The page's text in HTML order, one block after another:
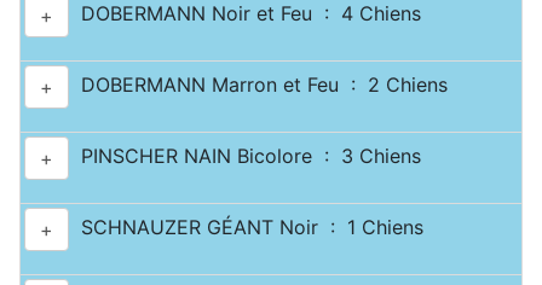
+ DOBERMANN Noir et Feu : 4 Chiens
+ DOBERMANN Marron et Feu : 2 Chiens
+ PINSCHER NAIN Bicolore : 3 Chiens
+ SCHNAUZER GÉANT Noir : 1 Chiens